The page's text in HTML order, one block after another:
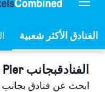
الفنادقبجانب Eagle Street Pier, بريسبان